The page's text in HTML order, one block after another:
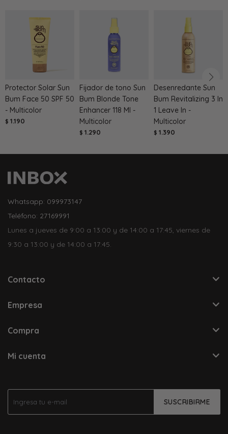
Protector Solar Sun
Bum Face 50 SPF 50
- Multicolor
$ 1.190
Fijador de tono Sun
Bum Blonde Tone
Enhancer 118 Ml -
Multicolor
$ 1.290
Desenredante Sun
Bum Revitalizing 3 In
1 Leave In -
Multicolor
$ 1.390
SUSCRIBIRME
Whatsapp: 099973147
Teléfono: 27169991
Lunes a jueves de 9:00 a 13:00 y de 14:00 a 17:45, viernes de
9:30 a 13:00 y de 14:00 a 17:45.
Contacto
Empresa
Compra
Mi cuenta